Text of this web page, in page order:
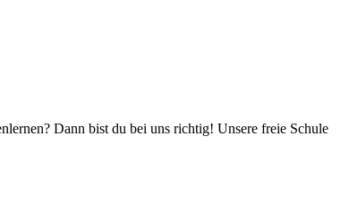
Dann bist du bei uns richtig! Unsere freie Schule